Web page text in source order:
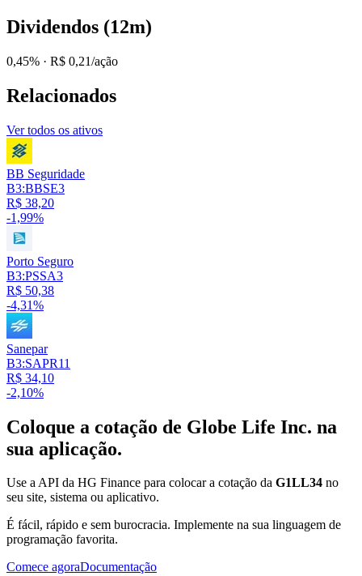
Dividendos (12m)
0,45% · R$ 0,21/ação
Relacionados
Ver todos os ativos
BB Seguridade
B3:BBSE3
R$ 38,20
-1,99%
Porto Seguro
B3:PSSA3
R$ 50,38
-4,31%
Sanepar
B3:SAPR11
R$ 34,10
-2,10%
Coloque a cotação de Globe Life Inc. na
sua aplicação.
Use a API da HG Finance para colocar a cotação da G1LL34 no
seu site, sistema ou aplicativo.
É fácil, rápido e sem burocracia. Implemente na sua linguagem de
programação favorita.
Comece agoraDocumentação